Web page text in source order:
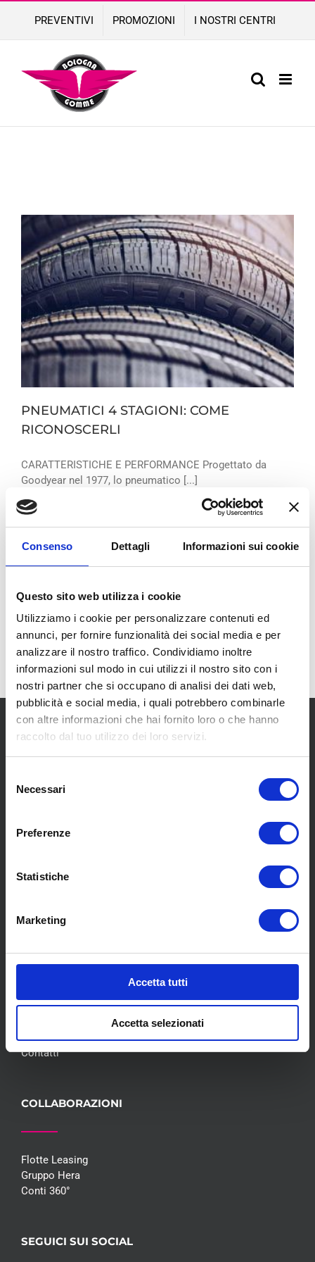
Consenso Dettagli Informazioni sui cookie
Questo sito web utilizza i cookie
Utilizziamo i cookie per personalizzare contenuti ed
annunci, per fornire funzionalità dei social media e per
analizzare il nostro traffico. Condividiamo inoltre
informazioni sul modo in cui utilizzi il nostro sito con i
nostri partner che si occupano di analisi dei dati web,
pubblicità e social media, i quali potrebbero combinarle
con altre informazioni che hai fornito loro o che hanno
raccolto dal tuo utilizzo dei loro servizi.
delNecessari
Preferenze
Statistiche
Marketing
Accetta tutti
Accetta selezionati
content
PREVENTIVI PROMOZIONI I NOSTRI CENTRI
PNEUMATICI 4 STAGIONI: COME
RICONOSCERLI
CARATTERISTICHE E PERFORMANCE Progettato da
Goodyear nel 1977, lo pneumatico [...]
ByBologna Gomme | Pneumatici |
Pneumatici
Servizi
Blog
Whisteblowing D.Lgs 24/2023
Contatti
COLLABORAZIONI
Flotte Leasing
Gruppo Hera
Conti 360°
SEGUICI SUI SOCIAL